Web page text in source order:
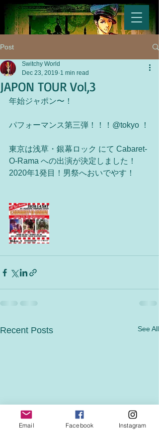
Post
JAPON TOUR Vol,3
Switchy World
Dec 23, 2019 1 min read
年始ジャポン〜！
パフォーマンス第三弾！！！@tokyo ！
東京は浅草・銀幕ロック にて Cabaret-
O-Rama への出演が決定しました！
2020年1発目！男祭へおいでやす！
Recent Posts See All
Email Facebook Instagram